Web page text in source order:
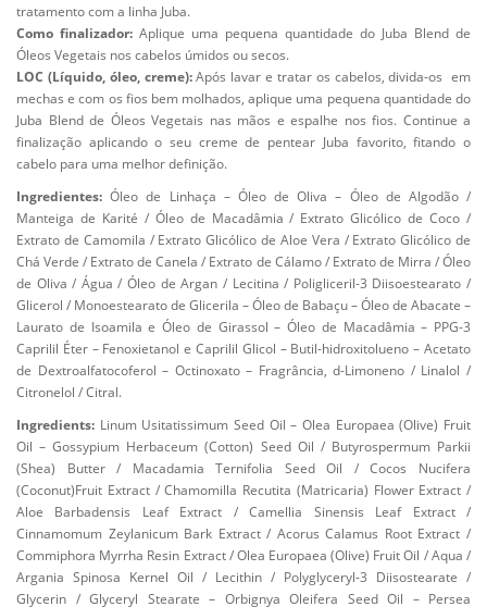
tratamento com a linha Juba.
Como finalizador: Aplique uma pequena quantidade do Juba Blend de
Óleos Vegetais nos cabelos úmidos ou secos.
LOC (Líquido, óleo, creme):Após lavar e tratar os cabelos, divida-os em
mechas e com os fios bem molhados, aplique uma pequena quantidade do
Juba Blend de Óleos Vegetais nas mãos e espalhe nos fios. Continue a
finalização aplicando o seu creme de pentear Juba favorito, fitando o
cabelo para uma melhor definição.
Ingredientes: Óleo de Linhaça – Óleo de Oliva – Óleo de Algodão /
Manteiga de Karité / Óleo de Macadâmia / Extrato Glicólico de Coco /
Extrato de Camomila / Extrato Glicólico de Aloe Vera / Extrato Glicólico de
Chá Verde / Extrato de Canela / Extrato de Cálamo / Extrato de Mirra / Óleo
de Oliva / Água / Óleo de Argan / Lecitina / Poligliceril-3 Diisoestearato /
Glicerol / Monoestearato de Glicerila – Óleo de Babaçu – Óleo de Abacate –
Laurato de Isoamila e Óleo de Girassol – Óleo de Macadâmia – PPG-3
Caprilil Éter – Fenoxietanol e Caprilil Glicol – Butil-hidroxitolueno – Acetato
de Dextroalfatocoferol – Octinoxato – Fragrância, d-Limoneno / Linalol /
Citronelol / Citral.
Ingredients: Linum Usitatissimum Seed Oil – Olea Europaea (Olive) Fruit
Oil – Gossypium Herbaceum (Cotton) Seed Oil / Butyrospermum Parkii
(Shea) Butter / Macadamia Ternifolia Seed Oil / Cocos Nucifera
(Coconut)Fruit Extract / Chamomilla Recutita (Matricaria) Flower Extract /
Aloe Barbadensis Leaf Extract / Camellia Sinensis Leaf Extract /
Cinnamomum Zeylanicum Bark Extract / Acorus Calamus Root Extract /
Commiphora Myrrha Resin Extract / Olea Europaea (Olive) Fruit Oil / Aqua /
Argania Spinosa Kernel Oil / Lecithin / Polyglyceryl-3 Diisostearate /
Glycerin / Glyceryl Stearate – Orbignya Oleifera Seed Oil – Persea